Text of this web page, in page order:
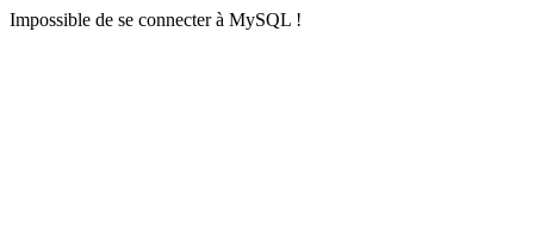
Impossible de se connecter à MySQL !